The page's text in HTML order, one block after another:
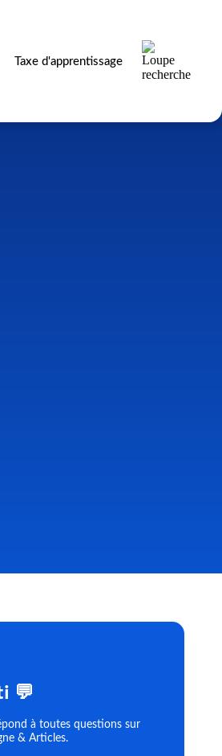
Taxe d'apprentissage
💬
à toutes questions sur
& Articles.